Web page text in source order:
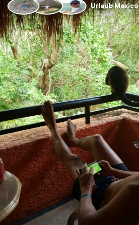
Urlaub Mexico